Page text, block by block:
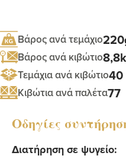
Βάρος ανά τεμάχιο
Βάρος ανά κιβώτιο
Τεμάχια ανά κιβώτιο40
Κιβώτια ανά παλέτα77
Οδηγίες
Διατήρηση σε ψυγείο: